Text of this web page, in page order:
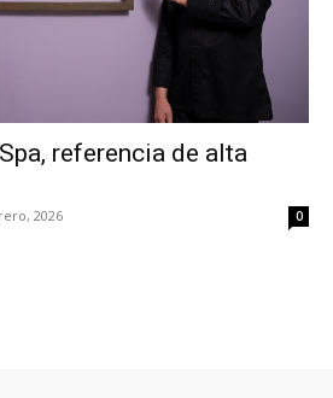
referencia de alta
2026 0